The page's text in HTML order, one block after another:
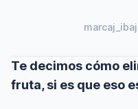
Te decimos cómo
fruta, si es que eso